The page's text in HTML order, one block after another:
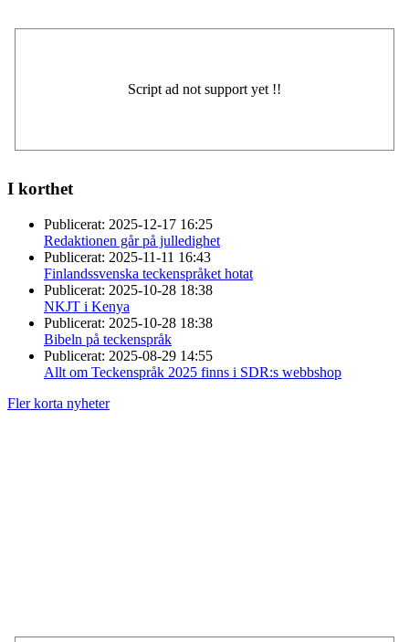
I korthet
Publicerat: 2025-12-17 16:25
Redaktionen går på julledighet
Publicerat: 2025-11-11 16:43
Finlandssvenska teckenspråket hotat
Publicerat: 2025-10-28 18:38
NKJT i Kenya
Publicerat: 2025-10-28 18:38
Bibeln på teckenspråk
Publicerat: 2025-08-29 14:55
Allt om Teckenspråk 2025 finns i SDR:s webbshop
Fler korta nyheter